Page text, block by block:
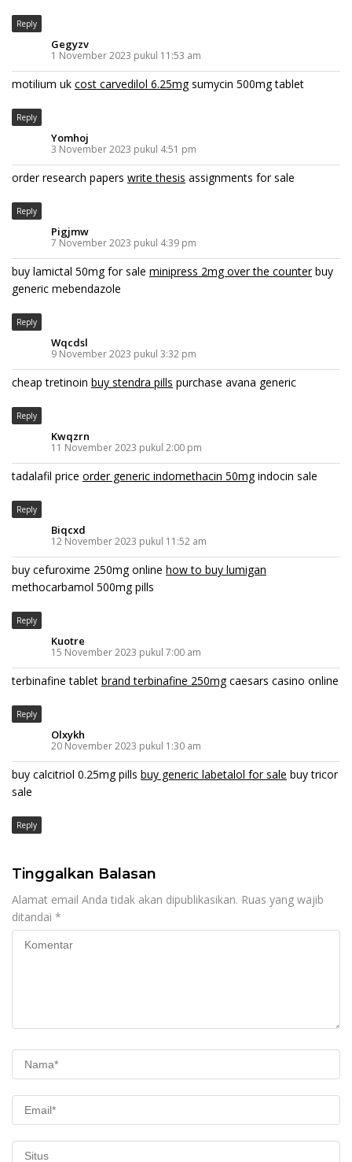
Reply
Gegyzv
1 November 2023 pukul 11:53 am
motilium uk cost carvedilol 6.25mgsumycin 500mg tablet
Reply
Yomhoj
3 November 2023 pukul 4:51 pm
order research papers write thesis assignments for sale
Reply
Pigjmw
7 November 2023 pukul 4:39 pm
buy lamictal 50mg for sale minipress 2mg over the counterbuy
generic mebendazole
Reply
Wqcdsl
9 November 2023 pukul 3:32 pm
cheap tretinoin buy stendra pills purchase avana generic
Reply
Kwqzrn
11 November 2023 pukul 2:00 pm
tadalafil price order generic indomethacin 50mgindocin sale
Reply
Biqcxd
12 November 2023 pukul 11:52 am
buy cefuroxime 250mg online how to buy lumigan
methocarbamol 500mg pills
Reply
Kuotre
15 November 2023 pukul 7:00 am
terbinafine tablet brand terbinafine 250mgcaesars casino online
Reply
Olxykh
20 November 2023 pukul 1:30 am
buy calcitriol 0.25mg pills buy generic labetalol for sale buy tricor
sale
Reply
Tinggalkan Balasan
Alamat email Anda tidak akan dipublikasikan. Ruas yang wajib
ditandai *